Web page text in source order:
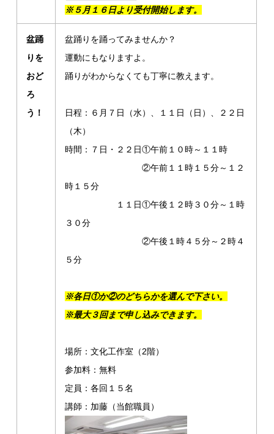
※５月１６日より受付開始します。
盆踊
りを
おど
ろ
う！
盆踊りを踊ってみませんか？
運動にもなりますよ。
踊りがわからなくても丁寧に教えます。
日程：６月７日（水）、１１日（日）、２２日
（木）
時間：７日・２２日①午前１０時～１１時
②午前１１時１５分～１２
時１５分
１１日①午後１２時３０分～１時
３０分
②午後１時４５分～２時４
５分
※各日①か②のどちらかを選んで下さい。
※最大３回まで申し込みできます。
場所：文化工作室（2階）
参加料：無料
定員：各回１５名
講師：加藤（当館職員）